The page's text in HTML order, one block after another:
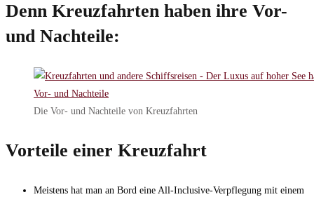
Denn Kreuzfahrten haben ihre Vor-
und Nachteile:
Die Vor- und Nachteile von Kreuzfahrten
Vorteile einer Kreuzfahrt
Meistens hat man an Bord eine All-Inclusive-Verpflegung mit einem